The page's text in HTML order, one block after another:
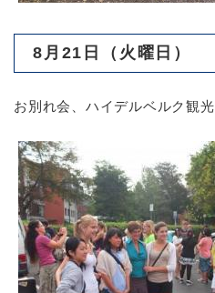
8月21日（火曜日）
お別れ会、ハイデルベルク観光